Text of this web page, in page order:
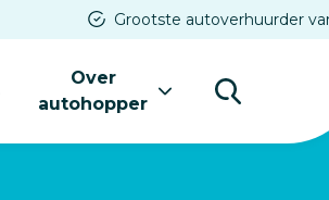
Grootste autoverhuurder
Over
autohopper